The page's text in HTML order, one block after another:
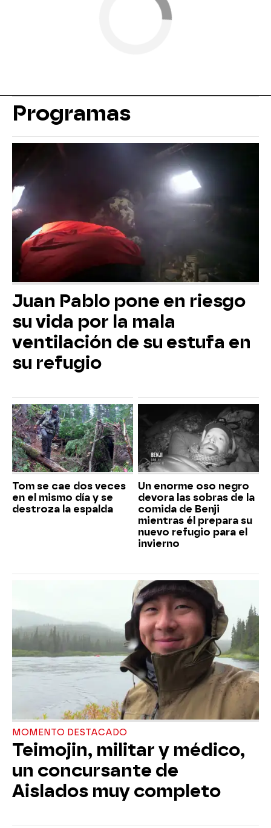
Programas
Juan Pablo pone en riesgo
su vida por la mala
ventilación de su estufa en
su refugio
Tom se cae dos veces
en el mismo día y se
destroza la espalda
Un enorme oso negro
devora las sobras de la
comida de Benji
mientras él prepara su
nuevo refugio para el
invierno
MOMENTO DESTACADO
Teimojin, militar y médico,
un concursante de
Aislados muy completo